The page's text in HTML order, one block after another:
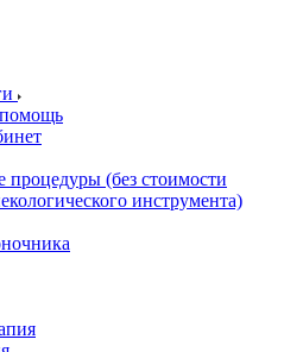
помощь
процедуры (без стоимости
инструмента)